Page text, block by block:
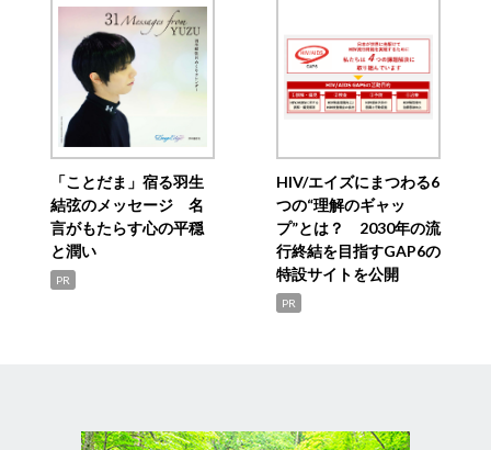
「ことだま」宿る羽生
結弦のメッセージ 名
言がもたらす心の平穏
と潤い
PR
HIV/エイズにまつわる6
つの“理解のギャッ
プ”とは？ 2030年の流
行終結を目指すGAP6の
特設サイトを公開
PR